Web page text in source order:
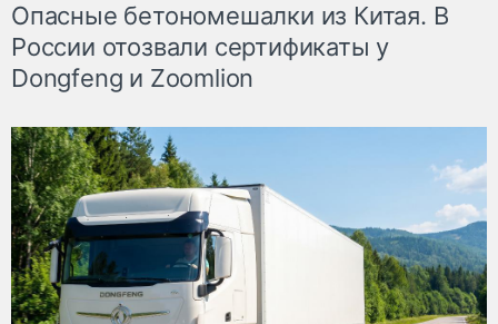
Опасные бетономешалки из Китая. В
России отозвали сертификаты у
Dongfeng и Zoomlion